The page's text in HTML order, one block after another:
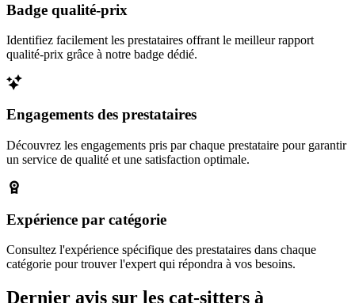
Badge qualité-prix
Identifiez facilement les prestataires offrant le meilleur rapport
qualité-prix grâce à notre badge dédié.
Engagements des prestataires
Découvrez les engagements pris par chaque prestataire pour garantir
un service de qualité et une satisfaction optimale.
Expérience par catégorie
Consultez l'expérience spécifique des prestataires dans chaque
catégorie pour trouver l'expert qui répondra à vos besoins.
Dernier avis sur les cat-sitters à